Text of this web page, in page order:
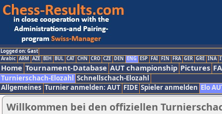
Logged on: Gast
Arabic ARM AZE BIH BUL CAT CHN CRO CZE DEN ENG ESP FAI FIN FRA GER GRE INA
Home Tournament-Database AUT championship Pictures
Turnierschach-Elozahl Schnellschach-Elozahl
Allgemeines Turnier anmelden: AUT FIDE Spieler anmelden Elo
Willkommen bei den offiziellen